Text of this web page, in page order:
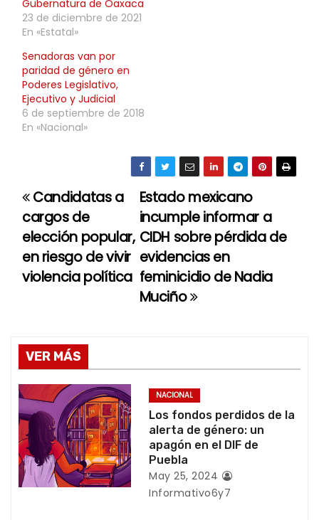
Gubernatura de Oaxaca
23 de diciembre de 2021
En «Estatal»
Senadoras van por
paridad de género en
Poderes Legislativo,
Ejecutivo y Judicial
6 de septiembre de 2018
En «Nacional»
N
a
v
a
c
i
ó
n
Estado mexicano
incumple informar a
CIDH sobre pérdida de
evidencias en
feminicidio de Nadia
Muciño
Candidatas a
cargos de
elección popular,
en riesgo de vivir
violencia política
VER MÁS
NACIONAL
Los fondos perdidos de la
alerta de género: un
apagón en el DIF de
Puebla
May 25, 2024
Informativo6y7